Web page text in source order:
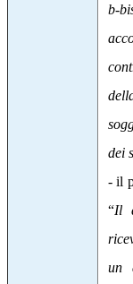
b-
dei
- il
“Il
un